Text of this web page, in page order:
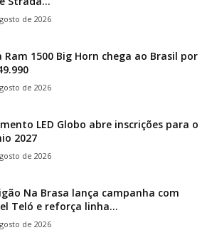
de 2026
Ram 1500 Big Horn chega ao Brasil por
de 2026
LED Globo abre inscrições para o
2027
de 2026
Na Brasa lança campanha com
Teló e reforça linha...
de 2026